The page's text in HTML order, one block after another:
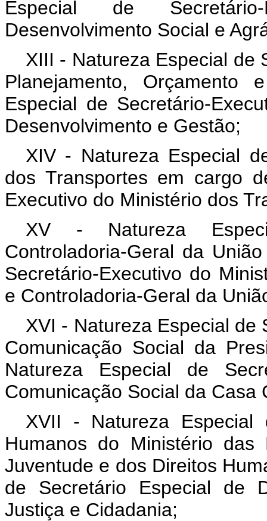
Especial de
Desenvolvimento Social e
XIII - Natureza Especial de
Planejamento,
Especial de Secretário-
Desenvolvimento e Gestão;
XIV - Natureza Especial
dos Transportes em cargo
Executivo do Ministério dos
XV - Natureza
Controladoria-Geral da
Secretário-Executivo do
e Controladoria-Geral da
XVI - Natureza Especial de
Comunicação Social da
Natureza Especial de
Comunicação Social da Casa
XVII - Natureza Especial
Humanos do Ministério
Juventude e dos Direitos
de Secretário Especial de
Justiça e Cidadania;